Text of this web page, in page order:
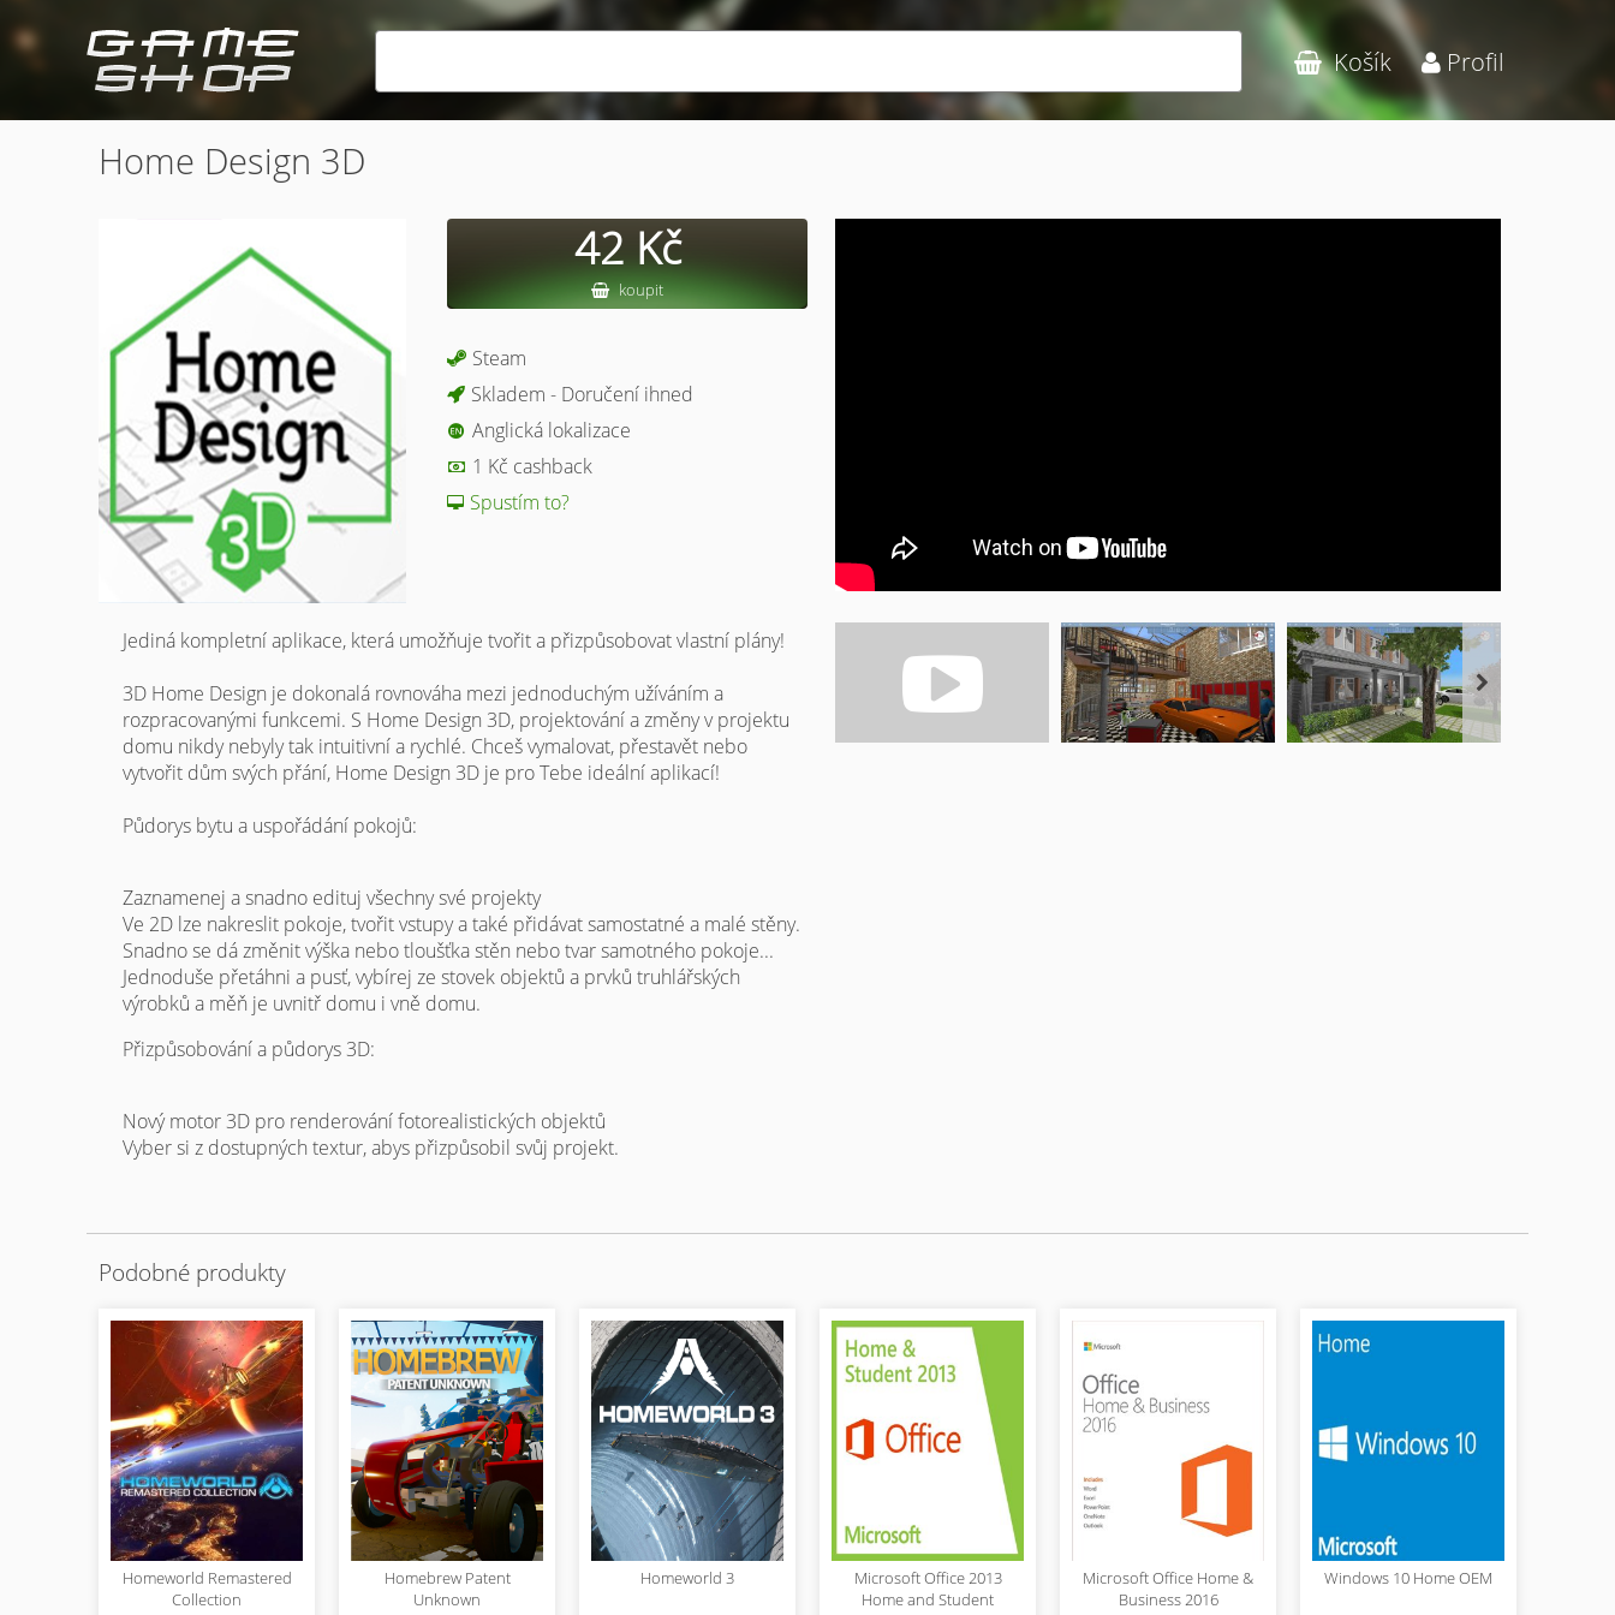
Košík Profil
Home Design 3D
42 Kč
koupit
Steam
Skladem - Doručení ihned
Anglická lokalizace
1 Kč cashback
Spustím to?
Jediná kompletní aplikace, která umožňuje tvořit a přizpůsobovat vlastní plány!
3D Home Design je dokonalá rovnováha mezi jednoduchým užíváním a
rozpracovanými funkcemi. S Home Design 3D, projektování a změny v projektu
domu nikdy nebyly tak intuitivní a rychlé. Chceš vymalovat, přestavět nebo
vytvořit dům svých přání, Home Design 3D je pro Tebe ideální aplikací!
Půdorys bytu a uspořádání pokojů:
Zaznamenej a snadno edituj všechny své projekty
Ve 2D lze nakreslit pokoje, tvořit vstupy a také přidávat samostatné a malé stěny.
Snadno se dá změnit výška nebo tloušťka stěn nebo tvar samotného pokoje...
Jednoduše přetáhni a pusť, vybírej ze stovek objektů a prvků truhlářských
výrobků a měň je uvnitř domu i vně domu.
Přizpůsobování a půdorys 3D:
Nový motor 3D pro renderování fotorealistických objektů
Vyber si z dostupných textur, abys přizpůsobil svůj projekt.
Podobné produkty
Homeworld Remastered
Collection
Homebrew Patent
Unknown
Homeworld 3
Microsoft Office 2013
Home and Student
Microsoft Office Home &
Business 2016
Windows 10 Home OEM